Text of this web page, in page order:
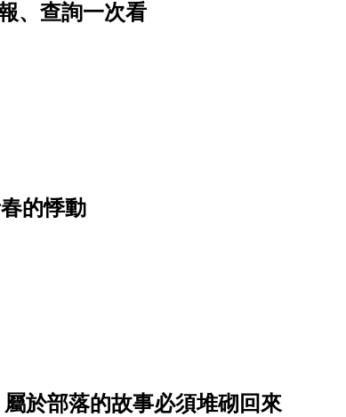
、查詢一次看
的悸動
於部落的故事必須堆砌回來